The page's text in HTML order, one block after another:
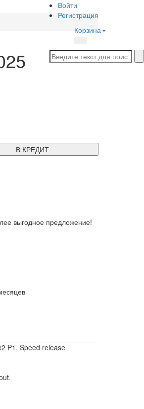
Войти
Регистрация
Корзина
В КРЕДИТ
выгодное предложение!
P1, Speed release